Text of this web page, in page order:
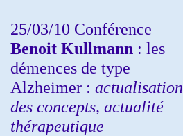
25/03/10 Conférence
Benoit Kullmann : les
démences de type
Alzheimer : actualisation
des concepts, actualité
thérapeutique